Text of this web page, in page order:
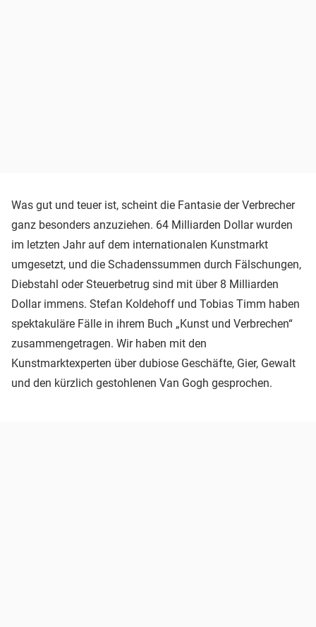
Was gut und teuer ist, scheint die Fantasie der Verbrecher
ganz besonders anzuziehen. 64 Milliarden Dollar wurden
im letzten Jahr auf dem internationalen Kunstmarkt
umgesetzt, und die Schadenssummen durch Fälschungen,
Diebstahl oder Steuerbetrug sind mit über 8 Milliarden
Dollar immens. Stefan Koldehoff und Tobias Timm haben
spektakuläre Fälle in ihrem Buch „Kunst und Verbrechen“
zusammengetragen. Wir haben mit den
Kunstmarktexperten über dubiose Geschäfte, Gier, Gewalt
und den kürzlich gestohlenen Van Gogh gesprochen.